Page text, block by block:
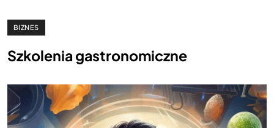
BIZNES
Szkolenia gastronomiczne